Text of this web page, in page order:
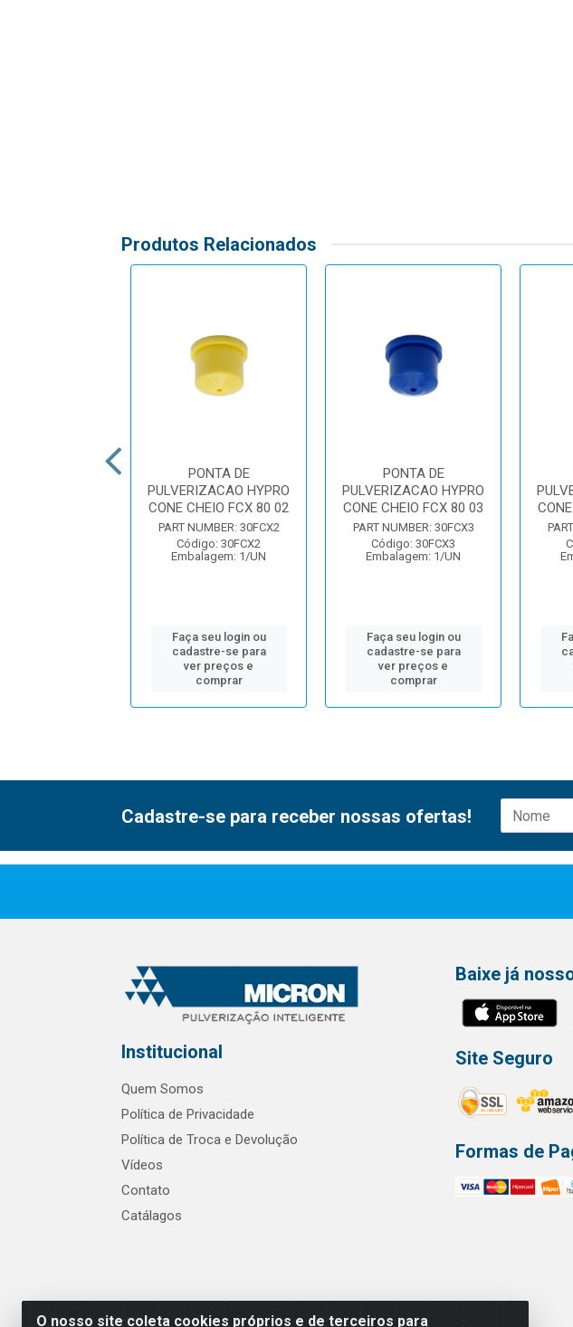
Produtos Relacionados
PONTA DE
PULVERIZACAO HYPRO
CONE CHEIO FCX 80 02
PART NUMBER: 30FCX2
Código: 30FCX2
Embalagem: 1/UN
Faça seu login ou
cadastre-se para
ver preços e
comprar
PONTA DE
PULVERIZACAO HYPRO
CONE CHEIO FCX 80 03
PART NUMBER: 30FCX3
Código: 30FCX3
Embalagem: 1/UN
Faça seu login ou
cadastre-se para
ver preços e
comprar
O nosso site coleta cookies próprios e de terceiros para
Cadastre-se para receber nossas ofertas!
Institucional
Quem Somos
Política de Privacidade
Política de Troca e Devolução
Vídeos
Contato
Catálagos
Baixe já
Site Seguro
Formas de